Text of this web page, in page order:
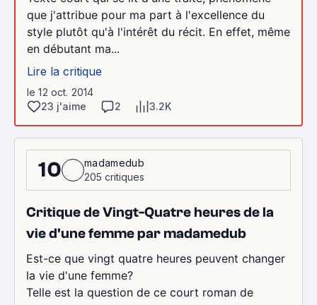
que j'attribue pour ma part à l'excellence du
style plutôt qu'à l'intérêt du récit. En effet, même
en débutant ma...
Lire la critique
le 12 oct. 2014
23 j'aime
2 3.2K
10
madamedub
205 critiques
Critique de Vingt-Quatre heures de la
vie d'une femme par madamedub
Est-ce que vingt quatre heures peuvent changer
la vie d'une femme?
Telle est la question de ce court roman de